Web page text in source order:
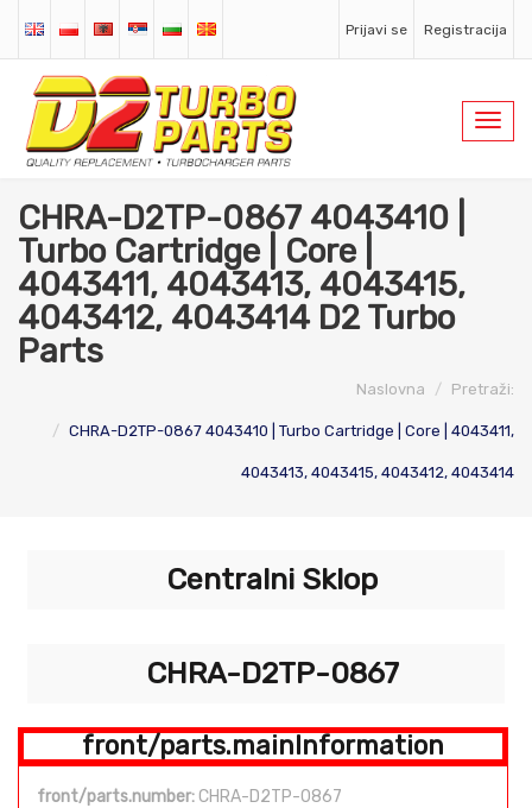
Prijavi se Registracija
CHRA-D2TP-0867 4043410 |
Turbo Cartridge | Core |
4043411, 4043413, 4043415,
4043412, 4043414 D2 Turbo
Parts
Naslovna Pretraži:
CHRA-D2TP-0867 4043410 | Turbo Cartridge | Core | 4043411,
4043413, 4043415, 4043412, 4043414
Centralni Sklop
CHRA-D2TP-0867
front/parts.mainInformation
front/parts.number: CHRA-D2TP-0867